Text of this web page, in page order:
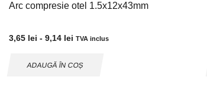
Arc compresie otel 1.5x12x43mm
3,65 lei - 9,14 lei TVA inclus
ADAUGĂ ÎN COȘ